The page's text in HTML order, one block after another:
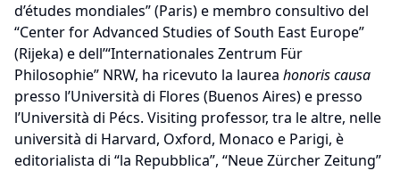
d’études mondiales” (Paris) e membro consultivo del
“Center for Advanced Studies of South East Europe”
(Rijeka) e dell’“Internationales Zentrum Für
Philosophie” NRW, ha ricevuto la laurea honoris causa
presso l’Università di Flores (Buenos Aires) e presso
l’Università di Pécs. Visiting professor, tra le altre, nelle
università di Harvard, Oxford, Monaco e Parigi, è
editorialista di “la Repubblica”, “Neue Zürcher Zeitung”